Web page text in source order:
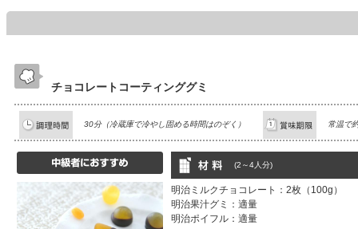
チョコレートコーティンググミ
30分（冷蔵庫で冷やし固める時間はのぞく） 常温で
(2～4人分)
明治ミルクチョコレート：2枚（100g）
明治果汁グミ：適量
明治ポイフル：適量